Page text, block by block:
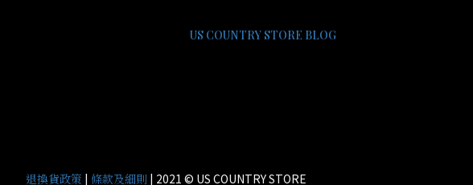
US COUNTRY STORE BLOG
退換貨政策 | 條款及細則 | 2021 © US COUNTRY STORE